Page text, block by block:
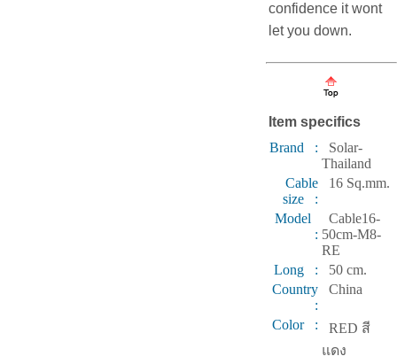
confidence it wont
let you down.
Item specifics
Brand :
Solar-
Thailand
Cable
size :
16 Sq.mm.
Model
:
Cable16-
50cm-M8-
RE
Long :
50 cm.
Country
:
China
Color :
RED สี
แดง